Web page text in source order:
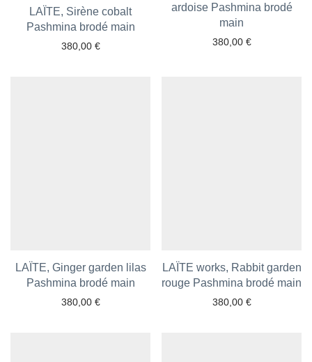
LAÏTE, Sirène cobalt
Pashmina brodé main
380,00 €
Ajouter aux favoris
ardoise Pashmina brodé
main
380,00 €
Ajouter aux favoris
LAÏTE, Ginger garden lilas
Pashmina brodé main
380,00 €
Ajouter aux favoris
LAÏTE works, Rabbit garden
rouge Pashmina brodé main
380,00 €
Ajouter aux favoris